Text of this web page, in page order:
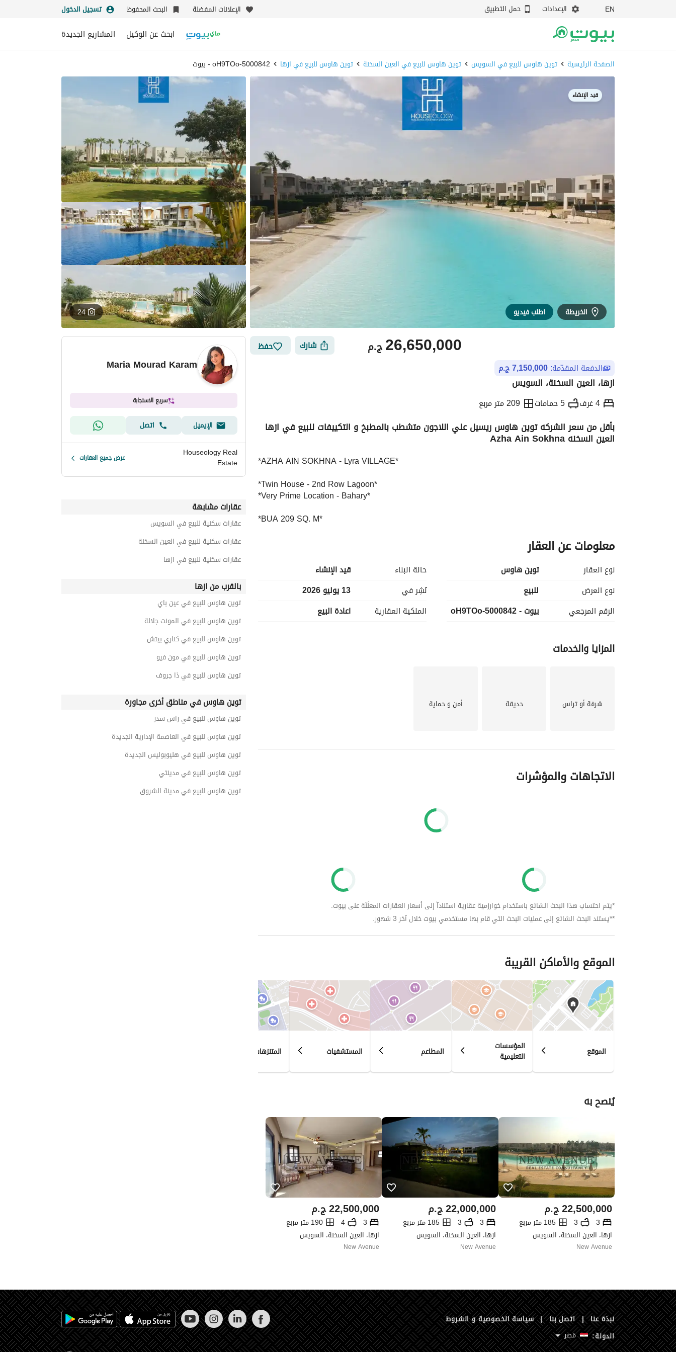
EN الإعدادات حمل التطبيق الإعلانات المفضلة البحث المحفوظ تسجيل الدخول
ابحث عن الوكيل المشاريع الجديدة
الصفحة الرئيسية توين هاوس للبيع في السويس توين هاوس للبيع في العين السخنة توين هاوس للبيع في ازها 5000842-oH9TOo - بيوت
قيد الإنشاء
الخريطة اطلب فيديو 24
ج.م26,650,000 شارك حفظ
الدفعة المقدّمة: 7,150,000 ج.م
ازها، العين السخنة، السويس
4 غرف 5 حمامات 209 متر مربع
التفاصيل الاتجاهات والمؤشرات الموقع والأماكن القريبة
بأقل من سعر الشركه توين هاوس ريسيل علي اللاجون متشطب بالمطبخ و التكييفات للبيع في ازها
العين السخنه Azha Ain Sokhna
*AZHA AIN SOKHNA - Lyra VILLAGE*
*Twin House - 2nd Row Lagoon*
*Very Prime Location - Bahary*
*BUA 209 SQ. M*
*Fully Finished with ACs and Kitchen Cabinets*
*Total Price* 26,650,000 EGP
*Down Payment* 7,150,000 EGP
*Remaining Installment* ( 5 * 3,900,000 ) = 19,500,000 EGP. Till 12/2030 *yearly*
معلومات عن العقار
نوع العقار
توين هاوس
نوع العرض
للبيع
الرقم المرجعي
بيوت - 5000842-oH9TOo
حالة البناء
قيد الإنشاء
نُشِر في
13 يوليو 2026
الملكية العقارية
اعادة البيع
المزايا والخدمات
شرفة أو تراس حديقة أمن و حماية
الاتجاهات والمؤشرات
*يتم احتساب هذا البحث الشائع باستخدام خوارزمية عقارية استناداّ إلى أسعار العقارات المعلَنَة على بيوت.
**يستند البحث الشائع إلى عمليات البحث التي قام بها مستخدمي بيوت خلال آخر 3 شهور.
الموقع والأماكن القريبة
الموقع المؤسسات
التعليمية المطاعم المستشفيات المتنزهات
يُنصح به
ج.م22,500,000
3
3
185 متر مربع
ازها، العين السخنة، السويس
New Avenue
ج.م22,000,000
3
3
185 متر مربع
ازها، العين السخنة، السويس
New Avenue
ج.م22,500,000
3
4
190 متر مربع
ازها، العين السخنة، السويس
New Avenue
Maria Mourad Karam
سريع الاستجابة
الإيميل
اتصل
Houseology Real
Estate عرض جميع العقارات
عقارات مشابهة
عقارات سكنية للبيع في السويس
عقارات سكنية للبيع في العين السخنة
عقارات سكنية للبيع في ازها
بالقرب من ازها
توين هاوس للبيع في عين باي
توين هاوس للبيع في المونت جلالة
توين هاوس للبيع في كناري بيتش
توين هاوس للبيع في مون فيو
توين هاوس للبيع في ذا جروف
توين هاوس في مناطق أخرى مجاورة
توين هاوس للبيع في راس سدر
توين هاوس للبيع في العاصمة الإدارية الجديدة
توين هاوس للبيع في هليوبوليس الجديدة
توين هاوس للبيع في مدينتي
توين هاوس للبيع في مدينة الشروق
نبذة عنا | اتصل بنا | سياسة الخصوصية و الشروط
الدولة:
مَصر